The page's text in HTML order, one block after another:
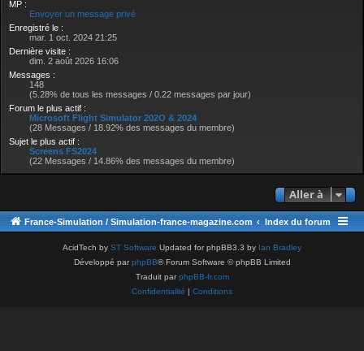
MP :
Envoyer un message privé
Enregistré le :
mar. 1 oct. 2024 21:25
Dernière visite :
dim. 2 août 2026 16:06
Messages :
148
(5.28% de tous les messages / 0.22 messages par jour)
Forum le plus actif :
Microsoft Flight Simulator 202O & 2024
(28 Messages / 18.92% des messages du membre)
Sujet le plus actif :
Screens FS2024
(22 Messages / 14.86% des messages du membre)
Aller à
France-Simulation / Simulation-france-magazine.com Index du forum
AcidTech by ST Software Updated for phpBB3.3 by Ian Bradley
Développé parphpBB® Forum Software © phpBB Limited
Traduit parphpBB-fr.com
Confidentialité | Conditions